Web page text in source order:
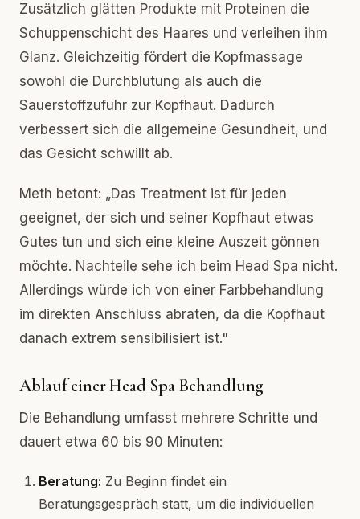
Zusätzlich glätten Produkte mit Proteinen die
Schuppenschicht des Haares und verleihen ihm
Glanz. Gleichzeitig fördert die Kopfmassage
sowohl die Durchblutung als auch die
Sauerstoffzufuhr zur Kopfhaut. Dadurch
verbessert sich die allgemeine Gesundheit, und
das Gesicht schwillt ab.
Meth betont: „Das Treatment ist für jeden
geeignet, der sich und seiner Kopfhaut etwas
Gutes tun und sich eine kleine Auszeit gönnen
möchte. Nachteile sehe ich beim Head Spa nicht.
Allerdings würde ich von einer Farbbehandlung
im direkten Anschluss abraten, da die Kopfhaut
danach extrem sensibilisiert ist."
Ablauf einer Head Spa Behandlung
Die Behandlung umfasst mehrere Schritte und
dauert etwa 60 bis 90 Minuten:
Beratung: Zu Beginn findet ein
Beratungsgespräch statt, um die individuellen